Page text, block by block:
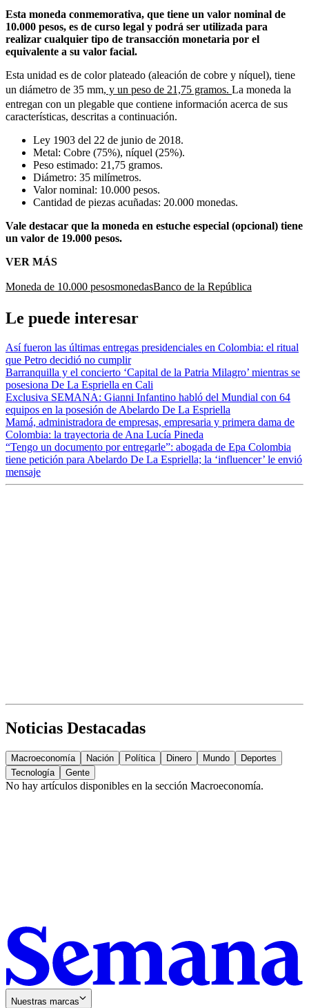
Esta moneda conmemorativa, que tiene un valor nominal de
10.000 pesos, es de curso legal y podrá ser utilizada para
realizar cualquier tipo de transacción monetaria por el
equivalente a su valor facial.
Esta unidad es de color plateado (aleación de cobre y níquel), tiene
un diámetro de 35 mm, y un peso de 21,75 gramos. La moneda la
entregan con un plegable que contiene información acerca de sus
características, descritas a continuación.
Ley 1903 del 22 de junio de 2018.
Metal: Cobre (75%), níquel (25%).
Peso estimado: 21,75 gramos.
Diámetro: 35 milímetros.
Valor nominal: 10.000 pesos.
Cantidad de piezas acuñadas: 20.000 monedas.
Vale destacar que la moneda en estuche especial (opcional) tiene
un valor de 19.000 pesos.
VER MÁS
Moneda de 10.000 pesosmonedasBanco de la República
Le puede interesar
Así fueron las últimas entregas presidenciales en Colombia: el ritual
que Petro decidió no cumplir
Barranquilla y el concierto ‘Capital de la Patria Milagro’ mientras se
posesiona De La Espriella en Cali
Exclusiva SEMANA: Gianni Infantino habló del Mundial con 64
equipos en la posesión de Abelardo De La Espriella
Mamá, administradora de empresas, empresaria y primera dama de
Colombia: la trayectoria de Ana Lucía Pineda
“Tengo un documento por entregarle”: abogada de Epa Colombia
tiene petición para Abelardo De La Espriella; la ‘influencer’ le envió
mensaje
Noticias Destacadas
Macroeconomía Nación Política Dinero Mundo
Deportes
Tecnología
Gente
No hay artículos disponibles en la sección Macroeconomía.
Nuestras marcas